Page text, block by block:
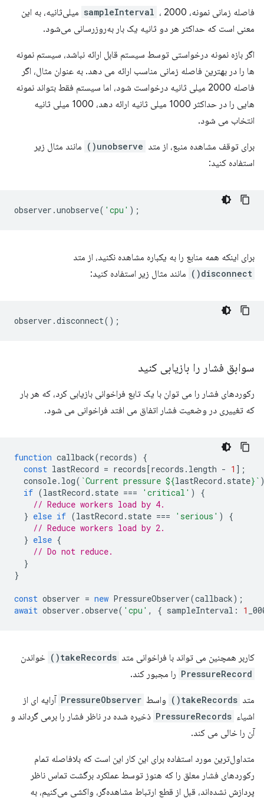
فاصله زمانی نمونه، sampleInterval ، 2000 میلی‌ثانیه، به این
معنی است که حداکثر هر دو ثانیه یک بار به‌روزرسانی می‌شود.
اگر بازه نمونه درخواستی توسط سیستم قابل ارائه نباشد، سیستم نمونه
ها را در بهترین فاصله زمانی مناسب ارائه می دهد. به عنوان مثال، اگر
فاصله 2000 میلی ثانیه درخواست شود، اما سیستم فقط بتواند نمونه
هایی را در حداکثر 1000 میلی ثانیه ارائه دهد، 1000 میلی ثانیه
انتخاب می شود.
برای توقف مشاهده منبع، از متد unobserve()
مانند مثال زیر
استفاده کنید:
observer .unobserve( 'cpu' );
برای اینکه همه منابع را به یکباره مشاهده نکنید، از متد
disconnect() مانند مثال زیر استفاده کنید:
observer .disconnect();
سوابق فشار را بازیابی کنید
رکوردهای فشار را می توان با یک تابع فراخوانی بازیابی کرد، که هر بار
که تغییری در وضعیت فشار اتفاق می افتد فراخوانی می شود.
function callback(records)
{
const lastRecord = records[records . length - 1 ];
console. log( `Current pressure ${lastRecord . state} `
if (lastRecord . state === 'critical' )
{
// Reduce workers load by 4.
} else if (lastRecord . state === 'serious' )
{
// Reduce workers load by 2.
} else {
// Do not reduce.
}
}
const observer = new PressureObserver(callback);
await observer .observe( 'cpu' , { sampleInterval : 1
کاربر همچنین می تواند با فراخوانی متد takeRecords() خواندن
PressureRecord را مجبور کند.
متد takeRecords() واسط PressureObserver آرایه ای از
اشیاء PressureRecords ذخیره شده در ناظر فشار را برمی گرداند و
آن را خالی می کند.
متداول‌ترین مورد استفاده برای این کار این است که بلافاصله تمام
رکوردهای فشار معلق را که هنوز توسط عملکرد برگشت تماس ناظر
پردازش نشده‌اند، قبل از قطع ارتباط مشاهده‌گر، واکشی می‌کنیم، به